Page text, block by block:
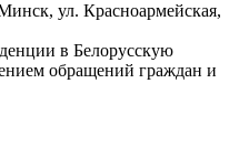
ул. Красноармейская,
в Белорусскую
обращений граждан и